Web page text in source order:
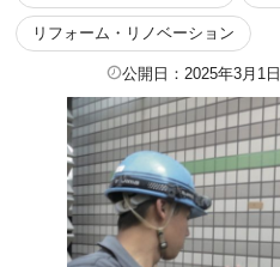
リフォーム・リノベーション
公開日：2025年3月1日